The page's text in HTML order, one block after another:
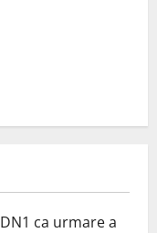
ca urmare a